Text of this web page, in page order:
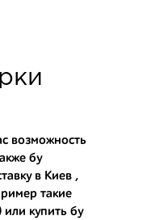
товар и
возможность
бу
в Киев ,
такие
или купить бу